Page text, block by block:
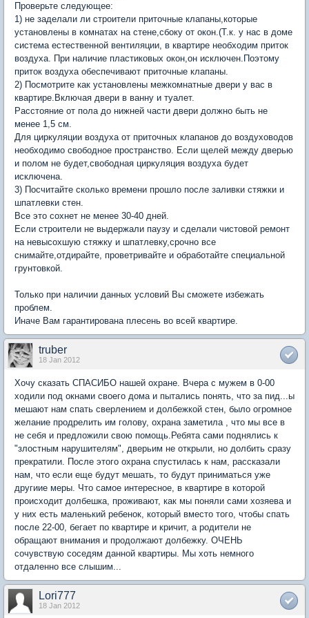
Проверьте следующее:
1) не заделали ли строители приточные клапаны,которые
установлены в комнатах на стене,сбоку от окон.(Т.к. у нас в доме
система естественной вентиляции, в квартире необходим приток
воздуха. При наличие пластиковых окон,он исключен.Поэтому
приток воздуха обеспечивают приточные клапаны.
2) Посмотрите как установлены межкомнатные двери у вас в
квартире.Включая двери в ванну и туалет.
Расстояние от пола до нижней части двери должно быть не
менее 1,5 см.
Для циркуляции воздуха от приточных клапанов до воздуховодов
необходимо свободное пространство. Если щелей между дверью
и полом не будет,свободная циркуляция воздуха будет
исключена.
3) Посчитайте сколько времени прошло после заливки стяжки и
шпатлевки стен.
Все это сохнет не менее 30-40 дней.
Если строители не выдержали паузу и сделали чистовой ремонт
на невысохшую стяжку и шпатлевку,срочно все
снимайте,отдирайте, проветривайте и обработайте специальной
грунтовкой.
Только при наличии данных условий Вы сможете избежать
проблем.
Иначе Вам гарантирована плесень во всей квартире.
truber
18 Jan 2012
Хочу сказать СПАСИБО нашей охране. Вчера с мужем в 0-00
ходили под окнами своего дома и пытались понять, что за пид...ы
мешают нам спать сверлением и долбежкой стен, было огромное
желание продрелить им голову, охрана заметила , что мы все в
не себя и предложили свою помощь.Ребята сами поднялись к
"злостным нарушителям", дверьим не открыли, но долбить сразу
прекратили. После этого охрана спустилась к нам, рассказали
нам, что если еще будут мешать, то будут приниматься уже
другиие меры. Что самое интересное, в квартире в которой
происходит долбешка, проживают, как мы поняли сами хозяева и
у них есть маленький ребенок, который вместо того, чтобы спать
после 22-00, бегает по квартире и кричит, а родители не
обращают внимания и продолжают долбежку. ОЧЕНЬ
сочувствую соседям данной квартиры. Мы хоть немного
отдаленно все слышим...
Lori777
18 Jan 2012